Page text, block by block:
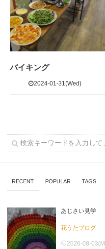
バイキング
2024-01-31(Wed)
RECENT POPULAR TAGS
あじさい見学
花うたブログ
2026-08-